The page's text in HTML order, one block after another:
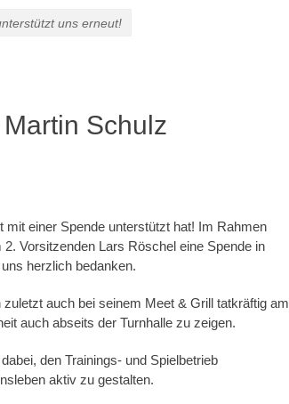
uns erneut!
Schulz
einer Spende unterstützt hat! Im Rahmen
Vorsitzenden Lars Röschel eine Spende in
herzlich bedanken.
auch bei seinem Meet & Grill tatkräftig am
auch abseits der Turnhalle zu zeigen.
den Trainings- und Spielbetrieb
aktiv zu gestalten.